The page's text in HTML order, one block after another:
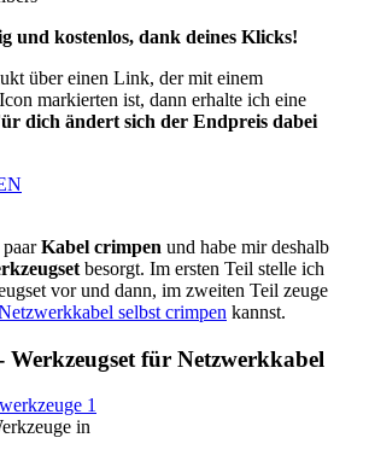
und kostenlos, dank deines Klicks!
über einen Link, der mit einem
markierten ist, dann erhalte ich eine
dich ändert sich der Endpreis dabei
Kabel crimpen und habe mir deshalb
besorgt. Im ersten Teil stelle ich
vor und dann, im zweiten Teil zeuge
selbst crimpen kannst.
für Netzwerkkabel
in